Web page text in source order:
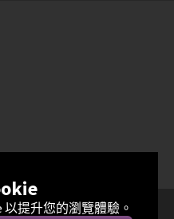
以提升您的瀏覽體驗。